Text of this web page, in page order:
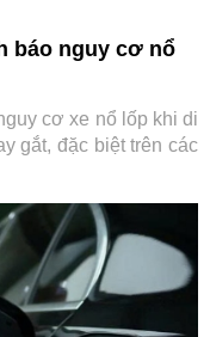
báo nguy cơ nổ
cơ xe nổ lốp khi di
gắt, đặc biệt trên các